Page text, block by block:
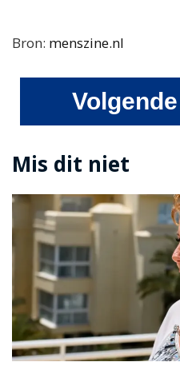
Bron: menszine.nl
Mis dit niet